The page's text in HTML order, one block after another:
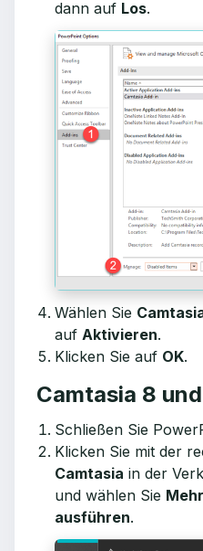
dann auf Los.
Wählen Sie
auf Aktivieren.
Klicken Sie auf OK.
Camtasia 8
Schließen Sie
Klicken Sie mit der
Camtasia in der
und wählen Sie
ausführen.